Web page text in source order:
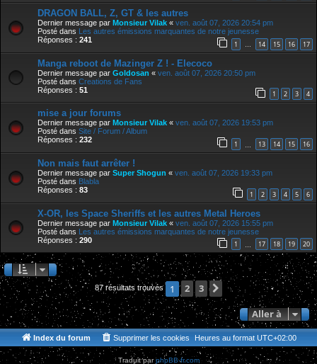
DRAGON BALL, Z, GT & les autres
Dernier message par Monsieur Vilak « ven. août 07, 2026 20:54 pm
Posté dans Les autres émissions marquantes de notre jeunesse
Réponses : 241 1 … 14 15 16 17
Manga reboot de Mazinger Z ! - Elecoco
Dernier message par Goldosan « ven. août 07, 2026 20:50 pm
Posté dans Creations de Fans
Réponses : 51 1 2 3 4
mise a jour forums
Dernier message par Monsieur Vilak « ven. août 07, 2026 19:53 pm
Posté dans Site / Forum / Album
Réponses : 232 1 13 14 15 16
Non mais faut arrêter !
Dernier message par Super Shogun « ven. août 07, 2026 19:33 pm
Posté dans Blabla
Réponses : 83 1 2 3 4 5 6
X-OR, les Space Sheriffs et les autres Metal Heroes
Dernier message par Monsieur Vilak « ven. août 07, 2026 15:55 pm
Posté dans Les autres émissions marquantes de notre jeunesse
Réponses : 290 1 17 18 19 20
87 résultats trouvés 1 2 3
Suivante
Aller à
Index du forum Heures au format UTC+02:00
Supprimer les cookies
Traduit parphpBB-fr.com